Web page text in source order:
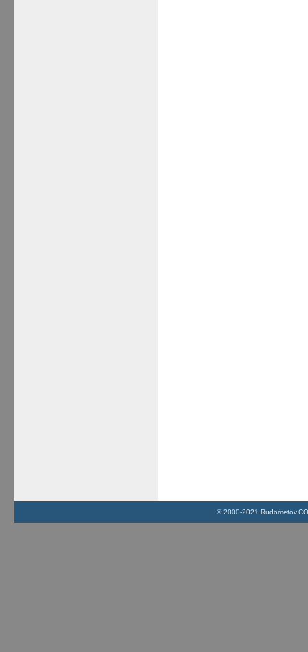
© 2000-2021